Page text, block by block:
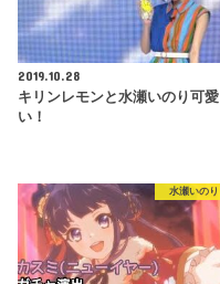
2019.10.28
キリンレモンと水瀬いのり可愛
い！
水瀬いのり